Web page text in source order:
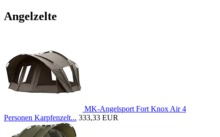
Angelzelte
MK-Angelsport Fort Knox Air 4
Personen Karpfenzelt... 333,33 EUR